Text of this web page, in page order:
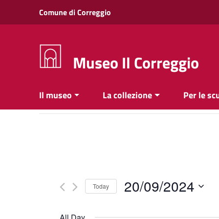
Vai ai contenuti
Vai al menu di navigazione
Comune di Correggio
Museo Il Correggio
Il museo La collezione Per le
Today 20/09/2024
date.